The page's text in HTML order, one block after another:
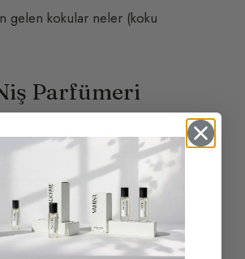
gelen kokular neler (koku
Parfümeri
büyük fayda görür. Uzmanlar
ve büyük zincirlerin
gerçek bir konsültasyon için